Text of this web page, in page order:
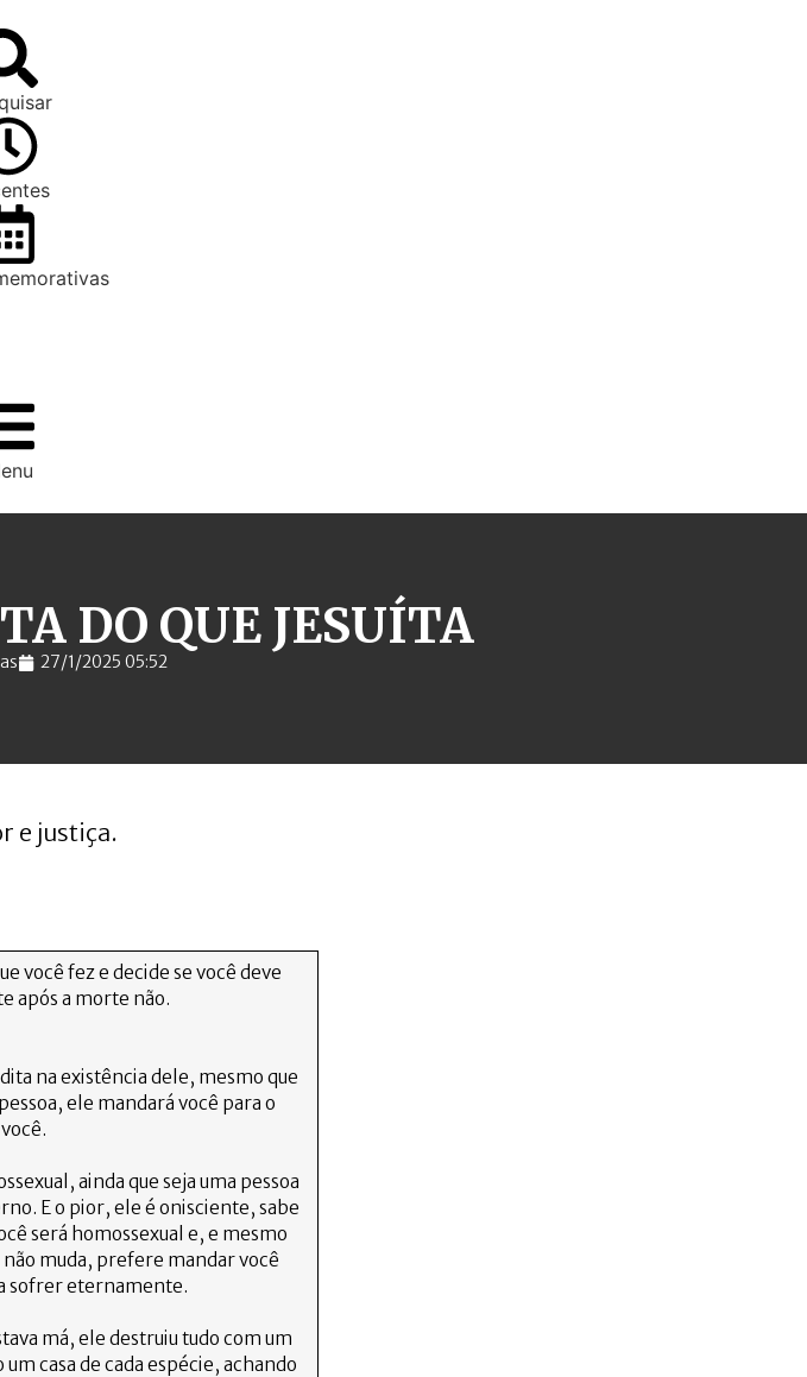
DO QUE JESUÍTA
27/1/2025 05:52
e justiça.
você fez e decide se você deve
após a morte não.
na existência dele, mesmo que
ele mandará você para o
ainda que seja uma pessoa
E o pior, ele é onisciente, sabe
será homossexual e, e mesmo
muda, prefere mandar você
sofrer eternamente.
má, ele destruiu tudo com um
casa de cada espécie, achando